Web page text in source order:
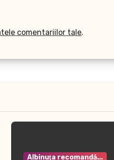
comentariilor tale.
Albinuţa recomandă...